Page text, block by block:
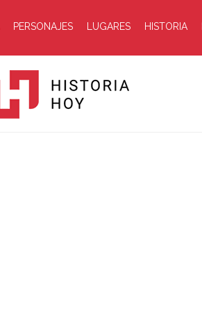
PERSONAJES LUGARES HISTORIA